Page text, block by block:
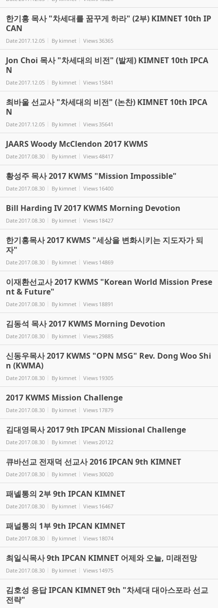
한기홍 목사 "차세대를 꿈꾸게 하라" (2부) KIMNET 10th IP
CAN
Date2017.12.05 By kimnet Views36365
Jon Choi 목사 "차세대의 비전" (발제) KIMNET 10th IPCA
N
Date2017.12.05 By kimnet Views 15841
최바울 선교사 "차세대의 비전" (논찬) KIMNET 10th IPCA
N
Date2017.12.05 By kimnet Views35641
JAARS Woody McClendon 2017 KWMS
Date2017.08.30 By kimnet Views48417
황성주 목사 2017 KWMS "Mission Impossible"
Date2017.08.30 By kimnet Views 16400
Bill Harding IV 2017 KWMS Morning Devotion
Date2017.08.30 By kimnet Views 18427
한기홍목사 2017 KWMS "세상을 변화시키는 지도자가 되
자"
Date2017.08.30 By kimnet Views 14869
이재환선교사 2017 KWMS "Korean World Mission Prese
nt & Future"
Date2017.08.30 By kimnet Views 18891
김동석 목사 2017 KWMS Morning Devotion
Date2017.08.30 By kimnet Views29885
신동우목사 2017 KWMS "OPN MSG" Rev. Dong Woo Shi
n (KWMA)
Date2017.08.30 By kimnet Views 19305
2017 KWMS Mission Challenge
Date2017.08.30 By kimnet Views 17879
김대영목사 2017 9th IPCAN Missional Challenge
Date2017.08.30 By kimnet Views20122
큐바선교 전재덕 선교사 2016 IPCAN 9th KIMNET
Date2017.08.30 By kimnet Views30020
패넬통의 2부 9th IPCAN KIMNET
Date2017.08.30 By kimnet Views 16467
패널통의 1부 9th IPCAN KIMNET
Date2017.08.30 By kimnet Views 18074
최일식목사 9th IPCAN KIMNET 어제와 오늘, 미래전망
Date2017.08.30 By kimnet Views 14975
김호성 응답 IPCAN KIMNET 9th "차세대 대아스포라 선교
전략"